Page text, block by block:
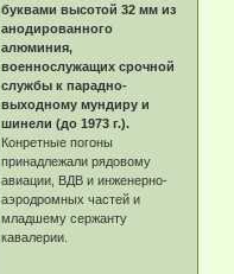
буквами высотой 32 мм из
анодированного
алюминия,
военнослужащих срочной
службы к парадно-
выходному мундиру и
шинели (до 1973 г.).
Конретные погоны
принадлежали рядовому
авиации, ВДВ и инженерно-
аэродромных частей и
младшему сержанту
кавалерии.